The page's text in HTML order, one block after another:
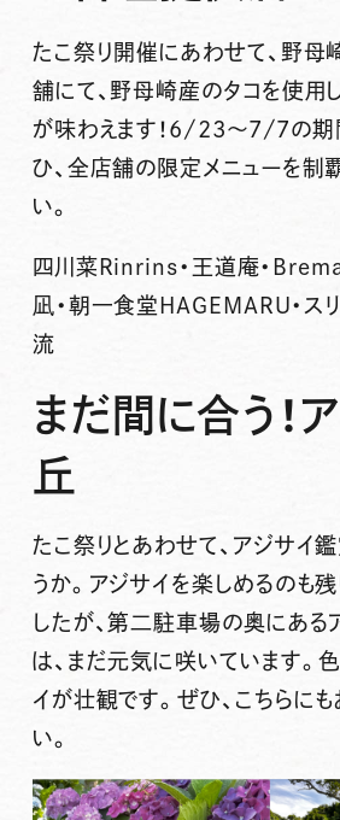
たこ祭り開催にあわせて、野
舗にて、 野母崎産のタコを使用
が味わえます！ 6/23～7/7の期
ひ、全店舗の限定メニューを制
い。
四川菜Rinrins・王道庵・
凪・朝一食堂HAGEMARU・ス
流
まだ間に合う！
丘
たこ祭りとあわせて、アジサイ
うか。アジサイを楽しめるのも
したが、第二駐車場の奥にある
は、まだ元気に咲いています。
イが壮観です。ぜひ、こちらに
い。